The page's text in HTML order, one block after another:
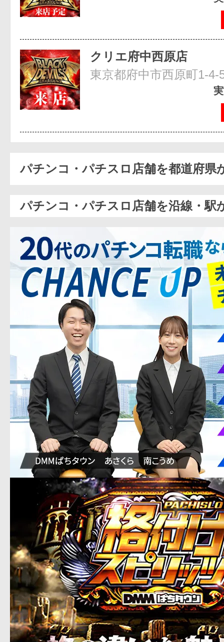
クリエ府中西原店
東京都府中市西原町1-4-
パチンコ・パチスロ店舗を都道府県
パチンコ・パチスロ店舗を沿線・駅